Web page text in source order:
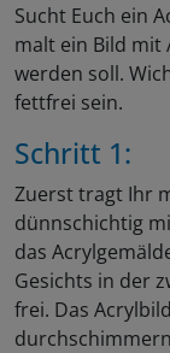
Sucht Euch ein
malt ein Bild mit
werden soll.
fettfrei sein.
Schritt 1:
Zuerst tragt Ihr
dünnschichtig
das
Gesichts in der
frei. Das